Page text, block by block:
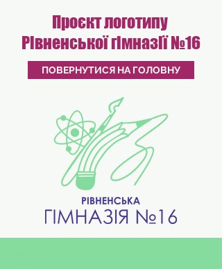
Проєкт логотипу
Рівненської гімназії №16
ПОВЕРНУТИСЯ НА ГОЛОВНУ